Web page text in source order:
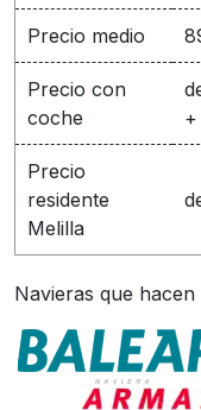
Precio medio
Precio con
coche
Precio
residente
Melilla
Navieras que hacen